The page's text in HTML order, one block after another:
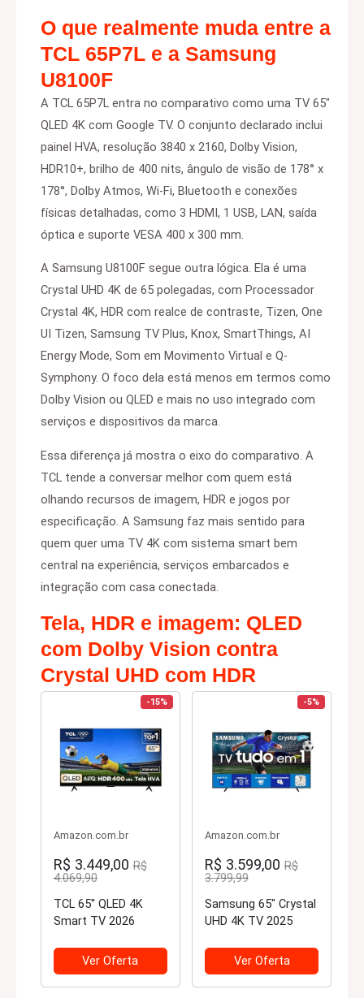
O que realmente muda entre a
TCL 65P7L e a Samsung
U8100F
A TCL 65P7L entra no comparativo como uma TV 65″
QLED 4K com Google TV. O conjunto declarado inclui
painel HVA, resolução 3840 x 2160, Dolby Vision,
HDR10+, brilho de 400 nits, ângulo de visão de 178° x
178°, Dolby Atmos, Wi-Fi, Bluetooth e conexões
físicas detalhadas, como 3 HDMI, 1 USB, LAN, saída
óptica e suporte VESA 400 x 300 mm.
A Samsung U8100F segue outra lógica. Ela é uma
Crystal UHD 4K de 65 polegadas, com Processador
Crystal 4K, HDR com realce de contraste, Tizen, One
UI Tizen, Samsung TV Plus, Knox, SmartThings, AI
Energy Mode, Som em Movimento Virtual e Q-
Symphony. O foco dela está menos em termos como
Dolby Vision ou QLED e mais no uso integrado com
serviços e dispositivos da marca.
Essa diferença já mostra o eixo do comparativo. A
TCL tende a conversar melhor com quem está
olhando recursos de imagem, HDR e jogos por
especificação. A Samsung faz mais sentido para
quem quer uma TV 4K com sistema smart bem
central na experiência, serviços embarcados e
integração com casa conectada.
Tela, HDR e imagem: QLED
com Dolby Vision contra
Crystal UHD com HDR
-15%
Amazon.com.br
R$ 3.449,00R$
4.069,90
TCL 65'' QLED 4K
Smart TV 2026
Ver Oferta
-5%
Amazon.com.br
R$ 3.599,00 R$
3.799,99
Samsung 65" Crystal
UHD 4K TV 2025
Ver Oferta